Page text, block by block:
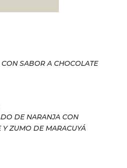
CON SABOR A CHOCOLATE
DE NARANJA CON
Y ZUMO DE MARACUYÁ